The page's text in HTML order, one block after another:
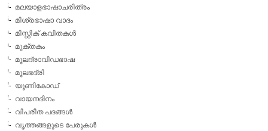
മലയാളഭാഷാചരിത്രം
മിശ്രഭാഷാ വാദം
മിസ്റ്റിക് കവിതകള്‍
മുക്തകം
മൂലദ്രാവിഡഭാഷ
മൂലഭദ്രി
യൂണികോഡ്
വായനദിനം
വിപരീത പദങ്ങള്‍
വൃത്തങ്ങളുടെ പേരുകള്‍